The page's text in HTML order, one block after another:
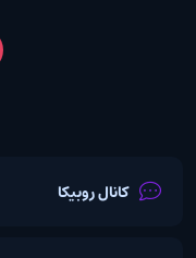
کانال روبیکا